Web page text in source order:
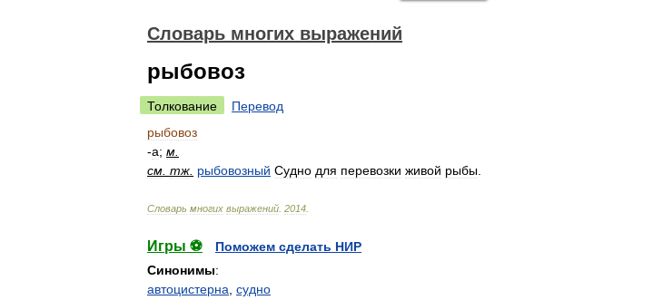
Словарь многих выражений
рыбовоз
Толкование
Перевод
рыбовоз
-а; м
см тж рыбовозный Судно для перевозки живой рыбы
Словарь многих выражений 2014
Игры ⚽
Поможем сделать НИР
Синонимы:
автоцистерна судно